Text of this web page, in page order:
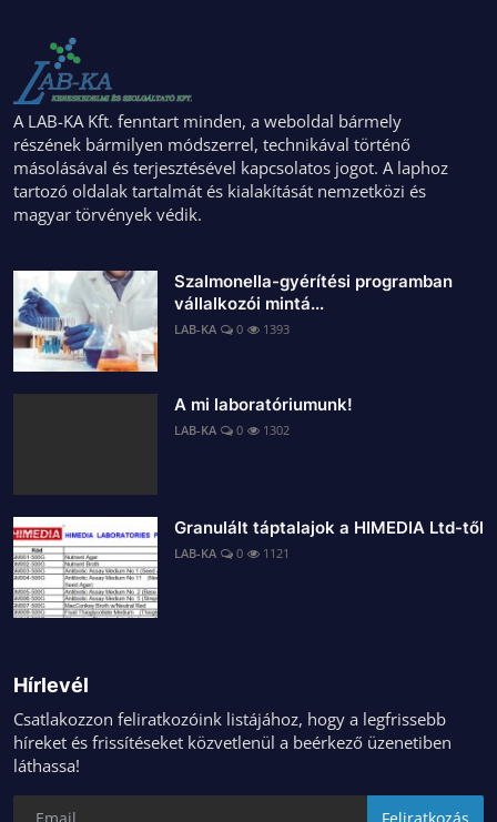
A LAB-KA Kft. fenntart minden, a weboldal bármely
részének bármilyen módszerrel, technikával történő
másolásával és terjesztésével kapcsolatos jogot. A laphoz
tartozó oldalak tartalmát és kialakítását nemzetközi és
magyar törvények védik.
Szalmonella-gyérítési programban
vállalkozói mintá...
LAB-KA 0 1393
A mi laboratóriumunk!
LAB-KA 0 1302
Granulált táptalajok a HIMEDIA Ltd-től
LAB-KA 0 1121
Hírlevél
Csatlakozzon feliratkozóink listájához, hogy a legfrissebb
híreket és frissítéseket közvetlenül a beérkező üzenetiben
láthassa!